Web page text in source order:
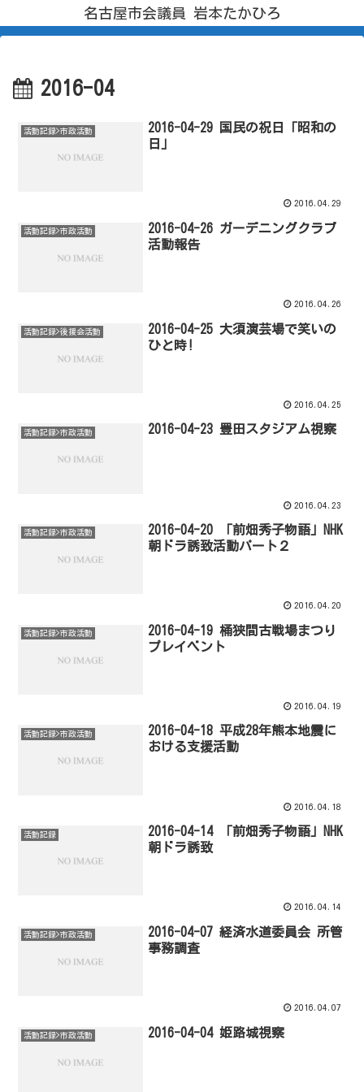
名古屋市会議員 岩本たかひろ
2016-04
活動記録>市政活動
2016-04-29 国民の祝日「昭和の
日」
2016.04.29
活動記録>市政活動
2016-04-26 ガーデニングクラブ
活動報告
2016.04.26
活動記録>後援会活動
2016-04-25 大須演芸場で笑いの
ひと時!
2016.04.25
活動記録>市政活動 2016-04-23 豊田スタジアム視察
2016.04.23
活動記録>市政活動
2016-04-20 「前畑秀子物語」NHK
朝ドラ誘致活動パート２
2016.04.20
活動記録>市政活動
2016-04-19 桶狭間古戦場まつり
プレイベント
2016.04.19
活動記録>市政活動
2016-04-18 平成28年熊本地震に
おける支援活動
2016.04.18
活動記録
2016-04-14 「前畑秀子物語」NHK
朝ドラ誘致
2016.04.14
活動記録>市政活動
2016-04-07 経済水道委員会 所管
事務調査
2016.04.07
活動記録>市政活動 2016-04-04 姫路城視察